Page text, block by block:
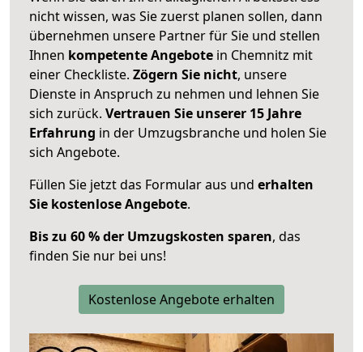
nicht wissen, was Sie zuerst planen sollen, dann
übernehmen unsere Partner für Sie und stellen
Ihnen kompetente Angebote in Chemnitz mit
einer Checkliste. Zögern Sie nicht, unsere
Dienste in Anspruch zu nehmen und lehnen Sie
sich zurück. Vertrauen Sie unserer 15 Jahre
Erfahrung in der Umzugsbranche und holen Sie
sich Angebote.
Füllen Sie jetzt das Formular aus und erhalten
Sie kostenlose Angebote.
Bis zu 60 % der Umzugskosten sparen, das
finden Sie nur bei uns!
Kostenlose Angebote erhalten